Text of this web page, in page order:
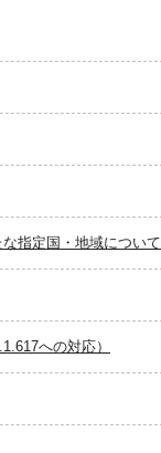
指定国・地域について
への対応）